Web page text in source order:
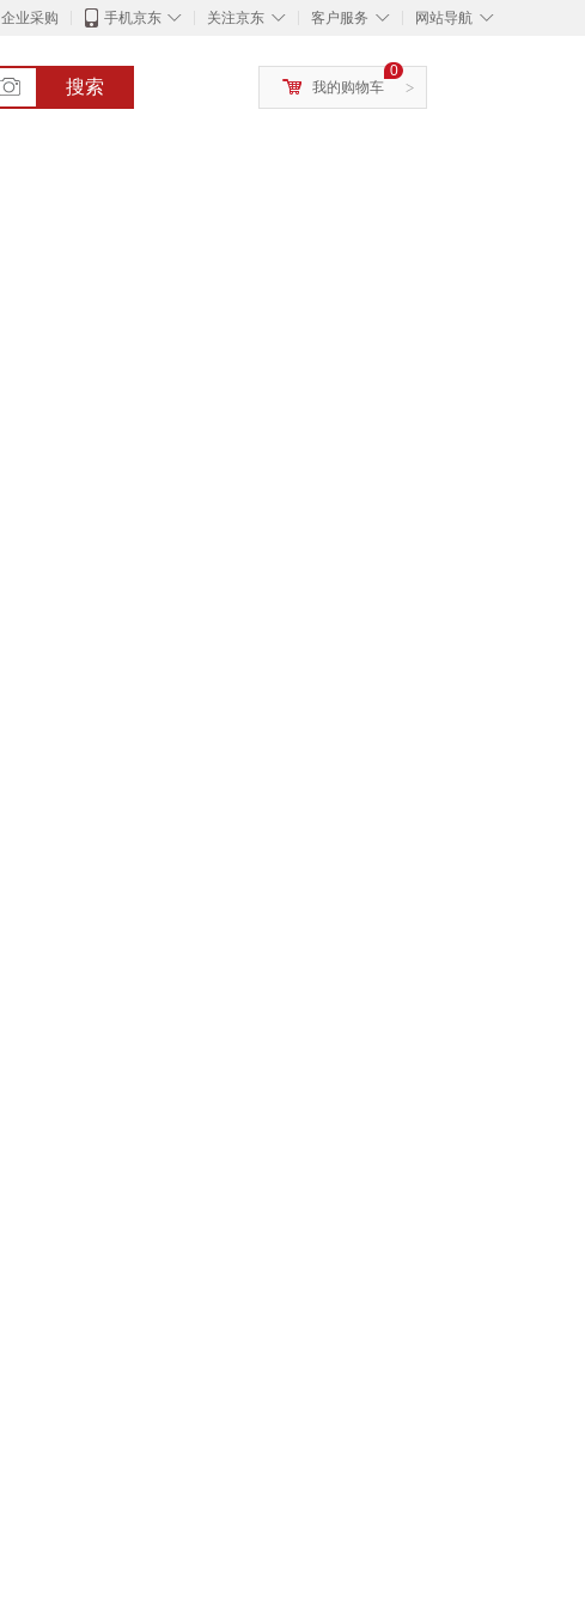
企业采购 ◇
手机京东 ◇
关注京东 ◇
客户服务 ◇
网站导航
搜索 >
0
我的购物车